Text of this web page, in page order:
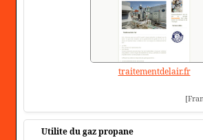
traitementdelair.fr
Utilite du gaz propane